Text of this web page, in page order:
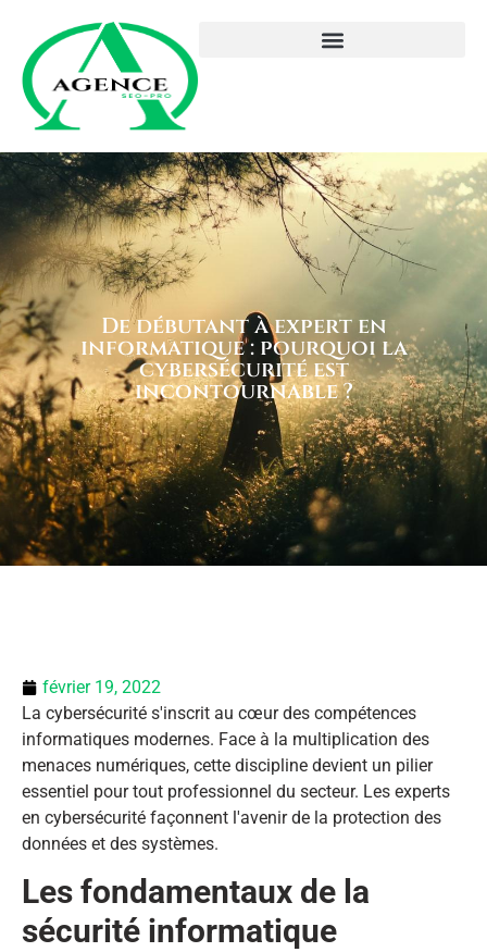
De débutant à expert en
informatique : pourquoi la
cybersécurité est
incontournable ?
février 19, 2022
La cybersécurité s'inscrit au cœur des compétences
informatiques modernes. Face à la multiplication des
menaces numériques, cette discipline devient un pilier
essentiel pour tout professionnel du secteur. Les experts
en cybersécurité façonnent l'avenir de la protection des
données et des systèmes.
Les fondamentaux de la
sécurité informatique